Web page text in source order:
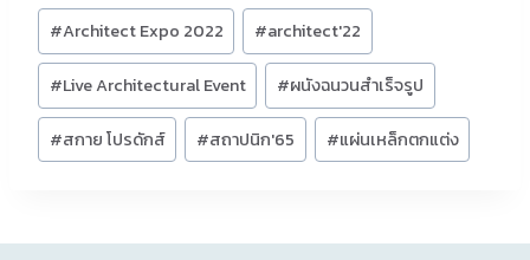
Post
Tags:
#Architect Expo 2022 #architect'22
#Live Architectural Event #ผนังฉนวนสำเร็จรูป
#สกาย โปรดักส์ #สถาปนิก'65 #แผ่นเหล็กตกแต่ง